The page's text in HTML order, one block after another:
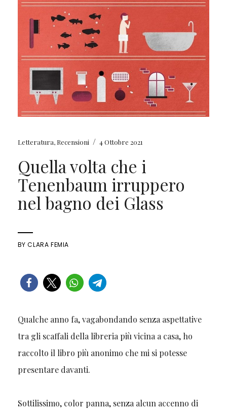
Letteratura, Recensioni / 4 Ottobre 2021
Quella volta che i
Tenenbaum irruppero
nel bagno dei Glass
BYCLARA FEMIA
Qualche anno fa, vagabondando senza aspettative
tra gli scaffali della libreria più vicina a casa, ho
raccolto il libro più anonimo che mi si potesse
presentare davanti.
Sottilissimo, color panna, senza alcun accenno di